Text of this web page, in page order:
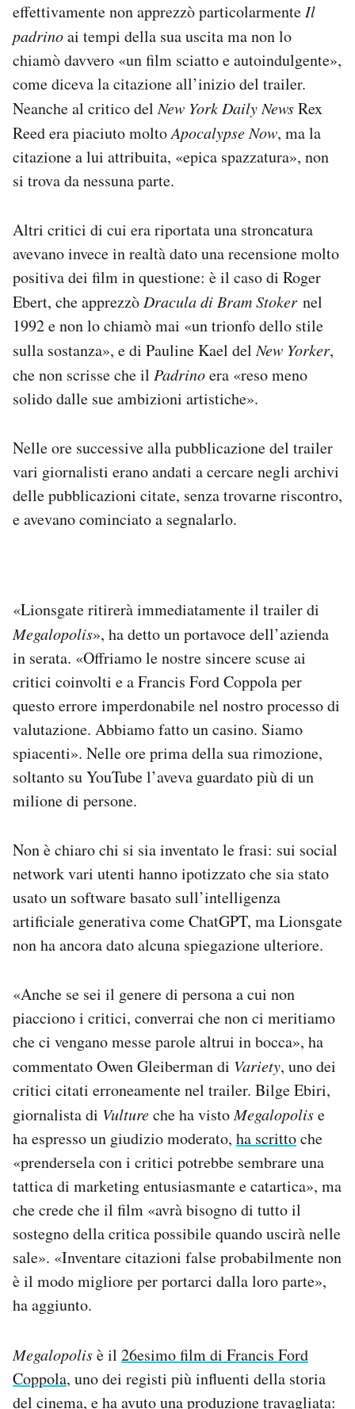
effettivamente non apprezzò particolarmenteIl
padrinoai tempi della sua uscita ma non lo
chiamò davvero «un film sciatto e autoindulgente»,
come diceva la citazione all’inizio del trailer.
Neanche al critico delNew York Daily NewsRex
Reed era piaciuto moltoApocalypse Now, ma la
citazione a lui attribuita, «epica spazzatura», non
si trova da nessuna parte.
Altri critici di cui era riportata una stroncatura
avevano invece in realtà dato una recensione molto
positiva dei film in questione: è il caso di Roger
Ebert, che apprezzòDracula di Bram Stoker nel
1992 e non lo chiamò mai «un trionfo dello stile
sulla sostanza», e di Pauline Kael delNew Yorker,
che non scrisse che il Padrinoera «reso meno
solido dalle sue ambizioni artistiche».
Nelle ore successive alla pubblicazione del trailer
vari giornalisti erano andati a cercare negli archivi
delle pubblicazioni citate, senza trovarne riscontro,
e avevano cominciato a segnalarlo.
«Lionsgate ritirerà immediatamente il trailer di
Megalopolis», ha detto un portavoce dell’azienda
in serata. «Offriamo le nostre sincere scuse ai
critici coinvolti e a Francis Ford Coppola per
questo errore imperdonabile nel nostro processo di
valutazione. Abbiamo fatto un casino. Siamo
spiacenti». Nelle ore prima della sua rimozione,
soltanto su YouTube l’aveva guardato più di un
milione di persone.
Non è chiaro chi si sia inventato le frasi: sui social
network vari utenti hanno ipotizzato che sia stato
usato un software basato sull’intelligenza
artificiale generativa come ChatGPT, ma Lionsgate
non ha ancora dato alcuna spiegazione ulteriore.
«Anche se sei il genere di persona a cui non
piacciono i critici, converrai che non ci meritiamo
che ci vengano messe parole altrui in bocca», ha
commentato Owen Gleiberman di Variety, uno dei
critici citati erroneamente nel trailer. Bilge Ebiri,
giornalista di Vultureche ha vistoMegalopolise
ha espresso un giudizio moderato, ha scrittoche
«prendersela con i critici potrebbe sembrare una
tattica di marketing entusiasmante e catartica», ma
che crede che il film «avrà bisogno di tutto il
sostegno della critica possibile quando uscirà nelle
sale». «Inventare citazioni false probabilmente non
è il modo migliore per portarci dalla loro parte»,
ha aggiunto.
Megalopolisè il 26esimo film di Francis Ford
Coppola, uno dei registi più influenti della storia
del cinema, e ha avuto una produzione travagliata: